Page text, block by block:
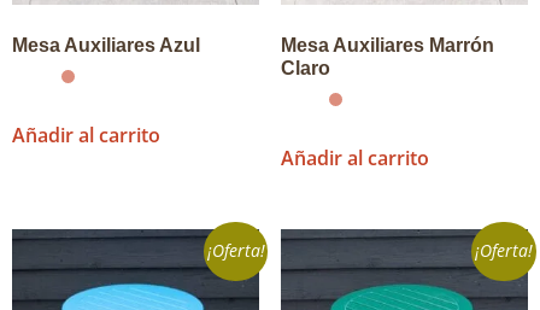
Mesa Auxiliares Azul
Añadir al carrito
Mesa Auxiliares Marrón
Claro
Añadir al carrito
¡Oferta! ¡Oferta!